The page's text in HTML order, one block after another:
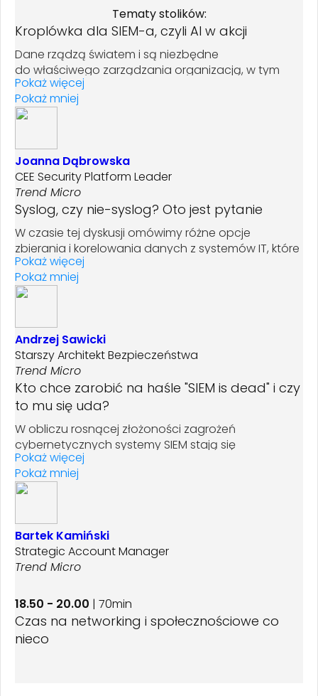
Tematy stolików:
Kroplówka dla SIEM-a, czyli AI w akcji
Dane rządzą światem i są niezbędne
do właściwego zarządzania organizacją, w tym
procesami związanymi z cyberbezpieczeństwem.
Jednak im więcej danych, tym trudniejsza analiza.
Czy w świetle powyższego obecnie dostępne
wyniki? Czy technologia AI pozwoli w końcu
na wykorzystanie SIEM jako centralnego narzędzia
zarządzania bezpieczeństwem? A może warto
zmienić strategię i postawić na inną "glowę
rodziny"?
Pokaż więcej
Pokaż mniej
Joanna Dąbrowska
CEE Security Platform Leader
Trend Micro
Syslog, czy nie-syslog? Oto jest pytanie
W czasie tej dyskusji omówimy różne opcje
zbierania i korelowania danych z systemów IT, które
pozwalają na zbudowanie sprawnie działającego
SOC (Security Operations Center). Zastanowimy się
nad tym, czy na bazie danych zebranych
z korzeniami w latach 80-tych XXw będziemy mogli
uzyskać rozsądne detekcje? Jak wyjść naprzeciw
ograniczeniom logów - czy użycie telemetrii
oraz wbudowanych reguł korelacyjnych stanowi
dobre rozwiązanie? Może warto trzymać się tradycji
i otwartych standardów? A może jest jeszcze jakiś
inny kompromis?
Pokaż więcej
Pokaż mniej
Andrzej Sawicki
Starszy Architekt Bezpieczeństwa
Trend Micro
Kto chce zarobić na haśle "SIEM is dead" i czy
to mu się uda?
W obliczu rosnącej złożoności zagrożeń
cybernetycznych systemy SIEM stają się
niewystarczające. Celem dyskusji jest analiza
ograniczeń systemów SIEM oraz omówienie
nowoczesnych strategii, które mogą je potencjalnie
i automatyzacji w usprawnianiu zarządzania
incydentami oraz analizą zagrożeń. Prowadzący
zaprosi uczestników do wymiany doświadczeń
i przemyśleń dotyczących przyszłości
Pokaż więcej
Pokaż mniej
Bartek Kamiński
Strategic Account Manager
Trend Micro
18.50 - 20.00 | 70min
Czas na networking i społecznościowe co
nieco